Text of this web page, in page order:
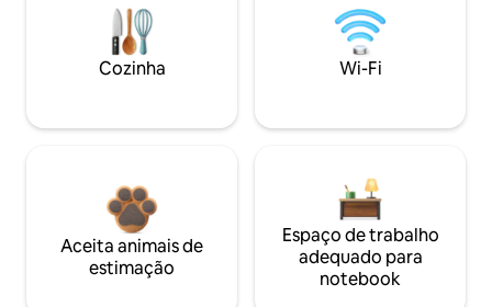
Cozinha Wi-Fi
Aceita animais de
estimação
Espaço de trabalho
adequado para
notebook